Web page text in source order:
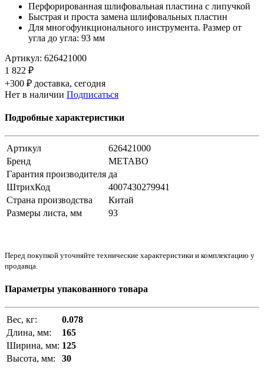
Перфорированная шлифовальная пластина с липучкой
Быстрая и проста замена шлифовальных пластин
Для многофункционального инструмента. Размер от
угла до угла: 93 мм
Артикул: 626421000
1 822 ₽
+300 ₽ доставка, сегодня
Нет в наличии Подписаться
Подробные характеристики
Артикул
626421000
Бренд
METABO
Гарантия производителя да
ШтрихКод
4007430279941
Страна производства
Китай
Размеры листа, мм
93
Перед покупкой уточняйте технические характеристики и комплектацию у
продавца.
Параметры упакованного товара
Вес, кг:
0.078
Длина, мм:
165
Ширина, мм: 125
Высота, мм:
30